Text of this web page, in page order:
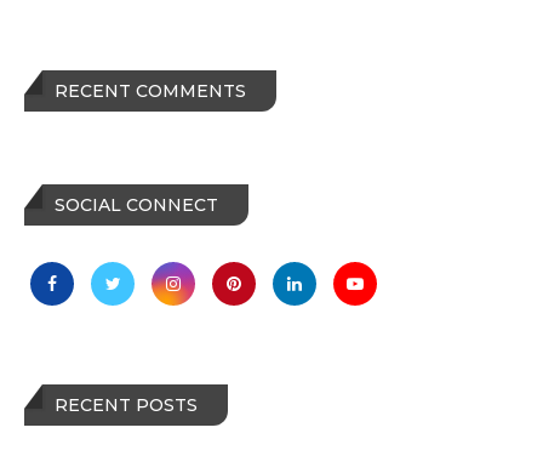
RECENT COMMENTS
SOCIAL CONNECT
RECENT POSTS